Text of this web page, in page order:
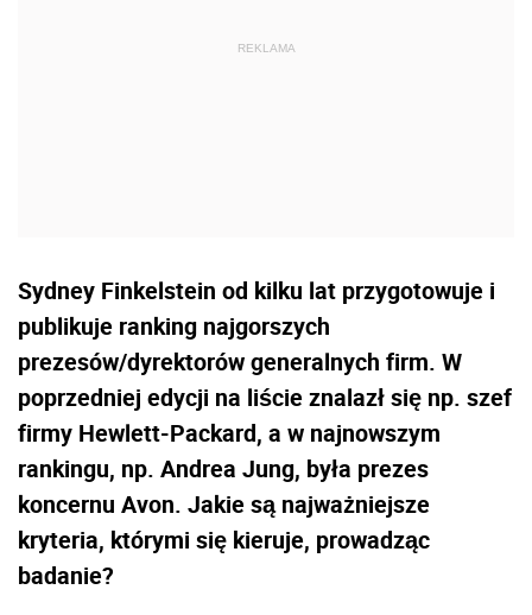
Sydney Finkelstein od kilku lat przygotowuje i
publikuje ranking najgorszych
prezesów/dyrektorów generalnych firm. W
poprzedniej edycji na liście znalazł się np. szef
firmy Hewlett-Packard, a w najnowszym
rankingu, np. Andrea Jung, była prezes
koncernu Avon. Jakie są najważniejsze
kryteria, którymi się kieruje, prowadząc
badanie?